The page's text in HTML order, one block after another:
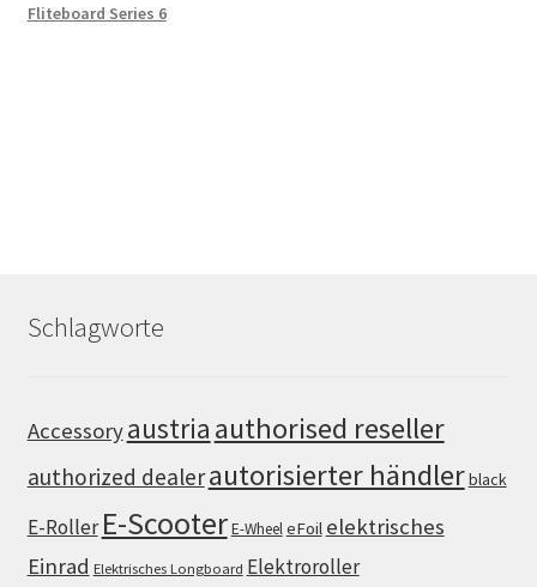
Fliteboard Series 6
Schlagworte
Accessoryaustria authorised reseller
authorized dealerautorisierter händlerblack
E-Roller E-ScooterE-WheeleFoil elektrisches
Einrad Elektrisches Longboard Elektroroller